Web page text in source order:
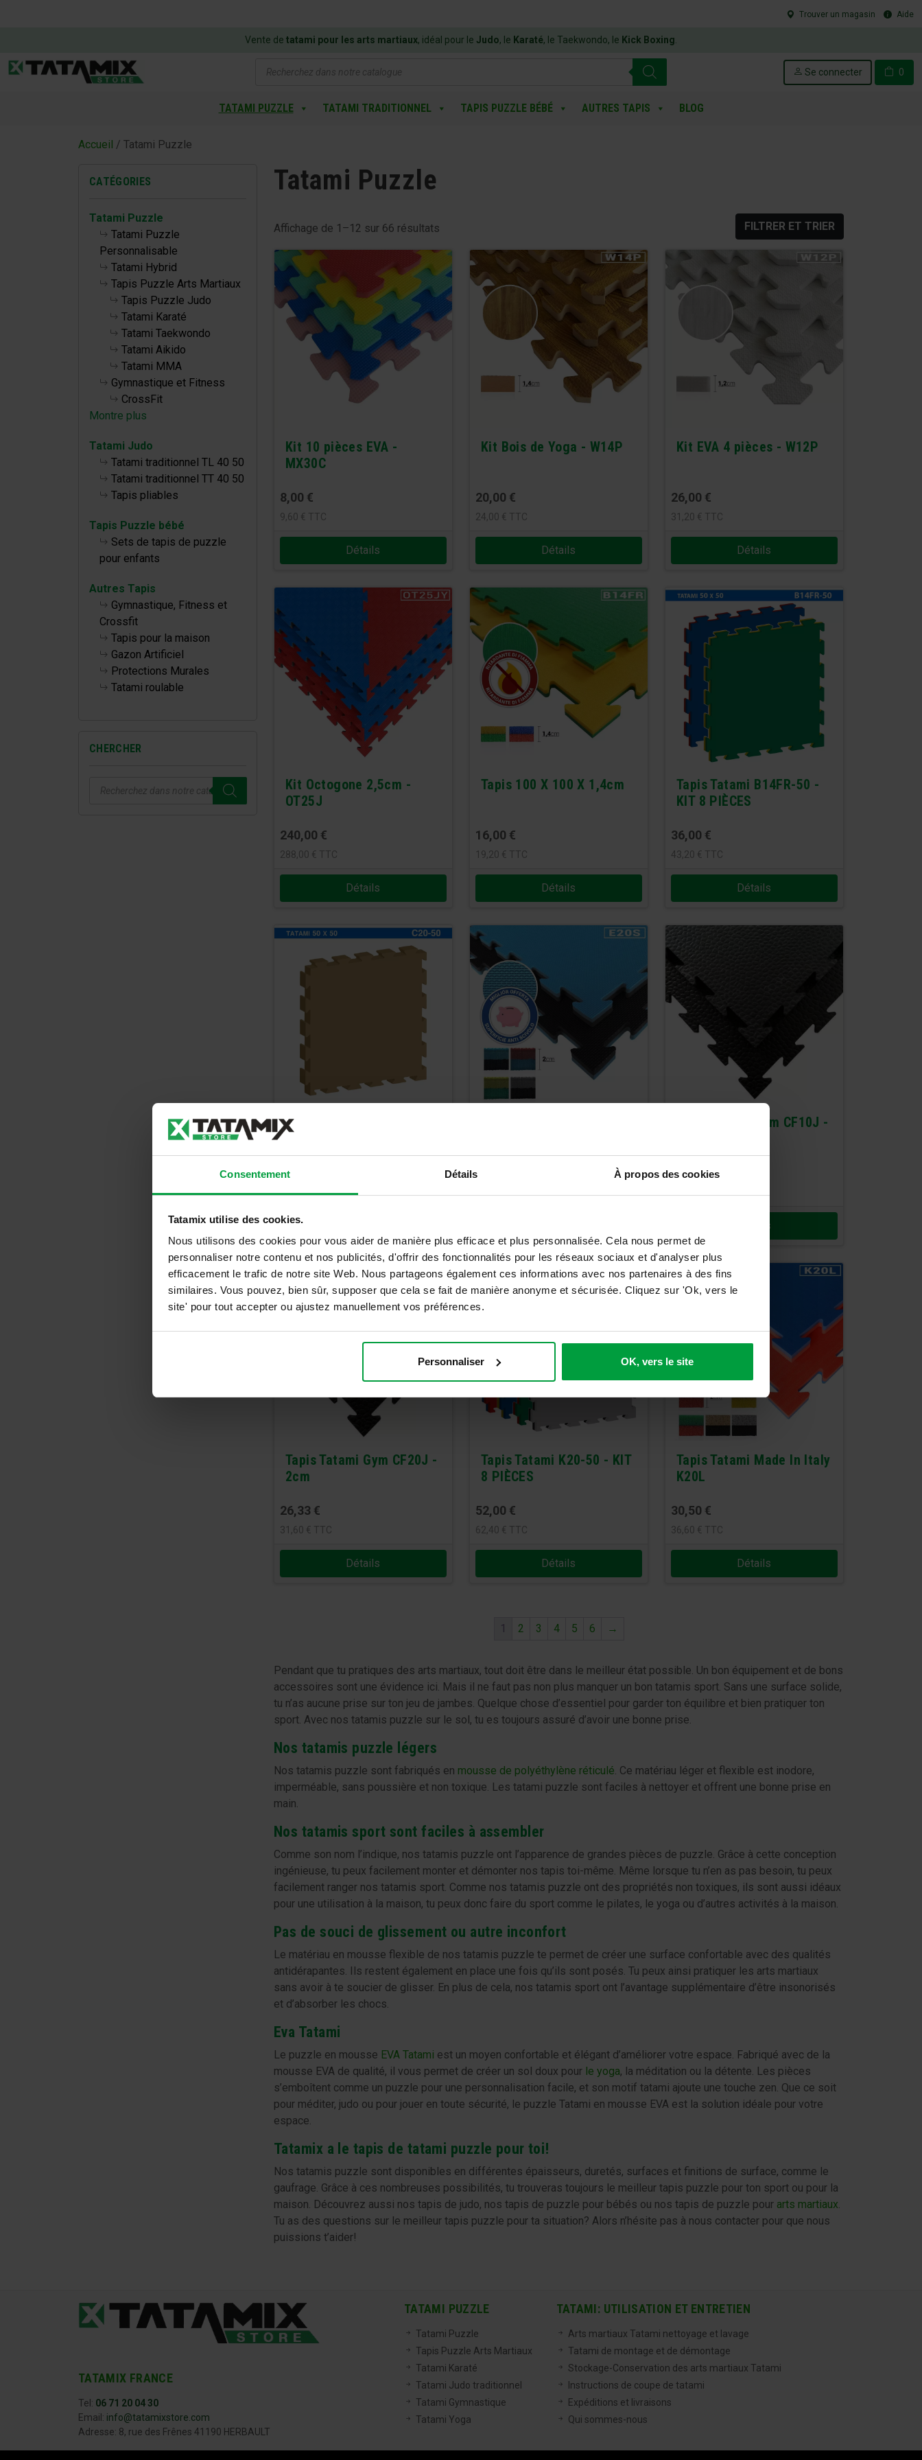
Consentement Détails À propos des cookies
Tatamix utilise des cookies.
Nous utilisons des cookies pour vous aider de manière plus efficace et plus personnalisée. Cela nous permet de
personnaliser notre contenu et nos publicités, d'offrir des fonctionnalités pour les réseaux sociaux et d'analyser plus
efficacement le trafic de notre site Web. Nous partageons également ces informations avec nos partenaires à des fins
similaires. Vous pouvez, bien sûr, supposer que cela se fait de manière anonyme et sécurisée. Cliquez sur 'Ok, vers le
site' pour tout accepter ou ajustez manuellement vos préférences.
Personnaliser OK, vers le site
Trouver un magasin Aide
Vente de tatami pour les arts martiaux, idéal pour le Judo, le Karaté, le Taekwondo, le Kick Boxing
de
Se connecter 0
TATAMI PUZZLE TATAMI TRADITIONNEL TAPIS PUZZLE BÉBÉ AUTRES TAPIS BLOG
Accueil / Tatami Puzzle
CATÉGORIES
Tatami Puzzle
Tatami Puzzle
Personnalisable
Tatami Hybrid
Tapis Puzzle Arts Martiaux
Tapis Puzzle Judo
Tatami Karaté
Tatami Taekwondo
Tatami Aikido
Tatami MMA
Gymnastique et Fitness
CrossFit
Montre plus
Tatami Judo
Tatami traditionnel TL 40 50
Tatami traditionnel TT 40 50
Tapis pliables
Tapis Puzzle bébé
Sets de tapis de puzzle
pour enfants
Autres Tapis
Gymnastique, Fitness et
Crossfit
Tapis pour la maison
Gazon Artificiel
Protections Murales
Tatami roulable
CHERCHER
de
Tatami Puzzle
Affichage de 1–12 sur 66 résultats FILTRER ET TRIER
Kit 10 pièces EVA -
MX30C
8,00 €
9,60 € TTC
Détails
Kit Bois de Yoga - W14P
20,00 €
24,00 € TTC
Détails
Kit EVA 4 pièces - W12P
26,00 €
31,20 € TTC
Détails
Kit Octogone 2,5cm -
OT25J
240,00 €
288,00 € TTC
Détails
Tapis 100 X 100 X 1,4cm
16,00 €
19,20 € TTC
Détails
Tapis Tatami B14FR-50 -
KIT 8 PIÈCES
36,00 €
43,20 € TTC
Détails
Tapis Tatami C20-50 - KIT
18,83
Tapis Tatami Gym CF10J -
19,67€
Détails
Tapis Tatami Gym CF20J -
2cm
26,33 €
31,60 € TTC
Détails
Tapis Tatami K20-50 - KIT
8 PIÈCES
52,00 €
62,40 € TTC
Détails
Tapis Tatami Made In Italy
K20L
30,50 €
36,60 € TTC
Détails
1 2 3 4 5 6 →
Pendant que tu pratiques des arts martiaux, tout doit être dans le meilleur état possible. Un bon équipement et de bons
accessoires sont une évidence ici. Mais il ne faut pas non plus manquer un bon tatamis sport. Sans une surface solide,
tu n’as aucune prise sur ton jeu de jambes. Quelque chose d’essentiel pour garder ton équilibre et bien pratiquer ton
sport. Avec nos tatamis puzzle sur le sol, tu es toujours assuré d’avoir une bonne prise.
Nos tatamis puzzle légers
Nos tatamis puzzle sont fabriqués en mousse de polyéthylène réticulé. Ce matériau léger et flexible est inodore,
imperméable, sans poussière et non toxique. Les tatami puzzle sont faciles à nettoyer et offrent une bonne prise en
main.
Nos tatamis sport sont faciles à assembler
Comme son nom l’indique, nos tatamis puzzle ont l’apparence de grandes pièces de puzzle. Grâce à cette conception
ingénieuse, tu peux facilement monter et démonter nos tapis toi-même. Même lorsque tu n’en as pas besoin, tu peux
facilement ranger nos tatamis sport. Comme nos tatamis puzzle ont des propriétés non toxiques, ils sont aussi idéaux
pour une utilisation à la maison, tu peux donc faire du sport comme le pilates, le yoga ou d’autres activités à la maison.
Pas de souci de glissement ou autre inconfort
Le matériau en mousse flexible de nos tatamis puzzle te permet de créer une surface confortable avec des qualités
antidérapantes. Ils restent également en place une fois qu’ils sont posés. Tu peux ainsi pratiquer les arts martiaux
sans avoir à te soucier de glisser. En plus de cela, nos tatamis sport ont l’avantage supplémentaire d’être insonorisés
et d’absorber les chocs.
Eva Tatami
Le puzzle en mousse EVA Tatami est un moyen confortable et élégant d’améliorer votre espace. Fabriqué avec de la
mousse EVA de qualité, il vous permet de créer un sol doux pour le yoga, la méditation ou la détente. Les pièces
s’emboîtent comme un puzzle pour une personnalisation facile, et son motif tatami ajoute une touche zen. Que ce soit
pour méditer, judo ou pour jouer en toute sécurité, le puzzle Tatami en mousse EVA est la solution idéale pour votre
espace.
Tatamix a le tapis de tatami puzzle pour toi!
Nos tatamis puzzle sont disponibles en différentes épaisseurs, duretés, surfaces et finitions de surface, comme le
gaufrage. Grâce à ces nombreuses possibilités, tu trouveras toujours le meilleur tapis puzzle pour ton sport ou pour la
maison. Découvrez aussi nos tapis de judo, nos tapis de puzzle pour bébés ou nos tapis de puzzle pour arts martiaux.
Tu as des questions sur le meilleur tapis puzzle pour ta situation? Alors n’hésite pas à nous contacter pour que nous
puissions t’aider!
TATAMIX FRANCE
Tel: 06 71 20 04 30
Email: info@tatamixstore.com
Adresse: 8, rue des Frênes 41190 HERBAULT
TATAMI PUZZLE
Tatami Puzzle
Tapis Puzzle Arts Martiaux
Tatami Karaté
Tatami Judo traditionnel
Tatami Gymnastique
Tatami Yoga
TATAMI: UTILISATION ET ENTRETIEN
Arts martiaux Tatami nettoyage et lavage
Tatami de montage et de démontage
Stockage-Conservation des arts martiaux Tatami
Instructions de coupe de tatami
Expéditions et livraisons
Qui sommes-nous